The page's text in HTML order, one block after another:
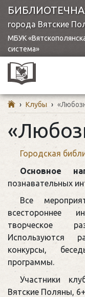
города Вятские
МБУК
система»
› Клубы ›
Городская
Основное
познавательных
Все
всестороннее
творческое
Используются
конкурсы,
программы.
Участники
Вятские Поляны,